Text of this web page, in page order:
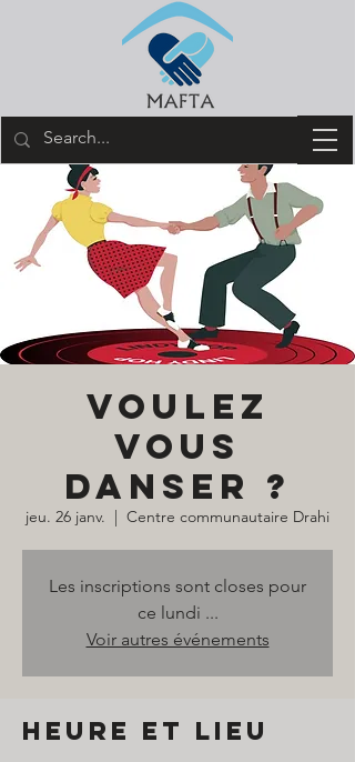
Voulez
vous
danser ?
jeu. 26 janv.
  |
Centre communautaire Drahi
Les inscriptions sont closes pour
ce lundi ...
Voir autres événements
Heure et lieu